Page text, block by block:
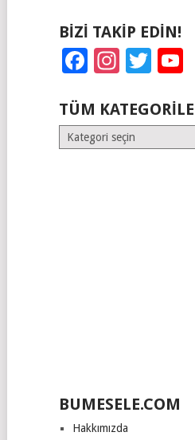
BIZI TAKIP EDIN!
Facebook
TÜM
Tüm
Kategoriler
BUMESELE.COM
Hakkımızda